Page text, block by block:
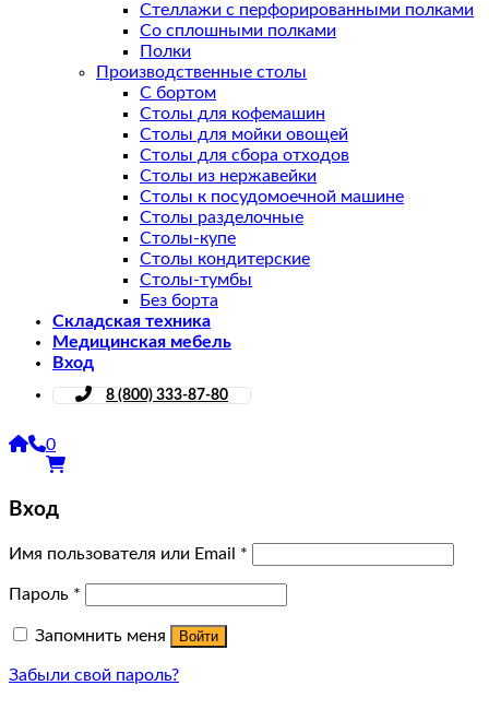
Стеллажи с перфорированными полками
Со сплошными полками
Полки
Производственные столы
С бортом
Столы для кофемашин
Столы для мойки овощей
Столы для сбора отходов
Столы из нержавейки
Столы к посудомоечной машине
Столы разделочные
Столы-купе
Столы кондитерские
Столы-тумбы
Без борта
Складская техника
Медицинская мебель
Вход
8 (800) 333-87-80
0
Вход
Имя пользователя или Email *
Пароль *
Запомнить меня Войти
Забыли свой пароль?